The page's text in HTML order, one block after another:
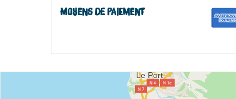
Moyens de paiement